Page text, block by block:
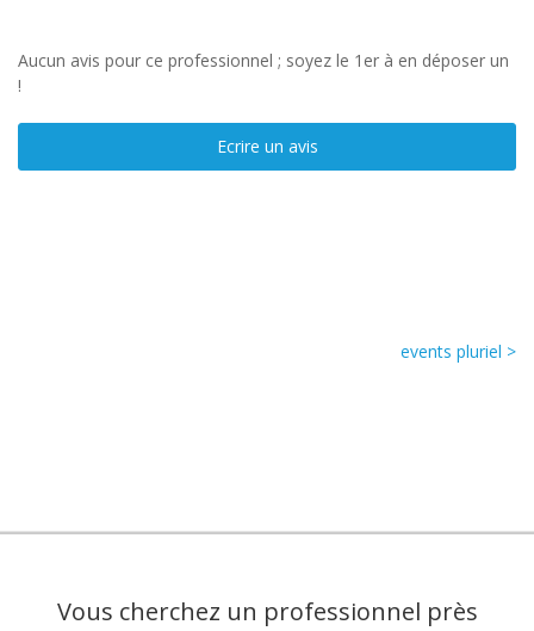
Aucun avis pour ce professionnel ; soyez le 1er à en déposer un
!
Ecrire un avis
events pluriel >
Vous cherchez un professionnel près